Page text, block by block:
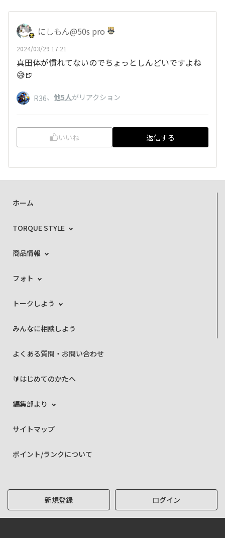
にしもん@50s pro
2024/03/29 17:21
真田体が慣れてないのでちょっとしんどいですよね
😅🍺
R36、 他5人がリアクション
いいね 返信する
ホーム
TORQUE STYLE
商品情報
フォト
トークしよう
みんなに相談しよう
よくある質問・お問い合わせ
🔰はじめてのかたへ
編集部より
サイトマップ
ポイント/ランクについて
新規登録 ログイン